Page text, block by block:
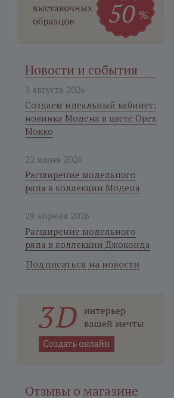
Новости и события
3 августа 2026
Создаем идеальный кабинет:
новинка Модена в цвете Орех
Мокко
22 июня 2026
Расширение модельного
ряда в коллекции Модена
29 апреля 2026
Расширение модельного
ряда в коллекции Джоконда
Подписаться на новости
Отзывы о магазине